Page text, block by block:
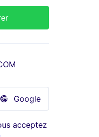
Google
acceptez